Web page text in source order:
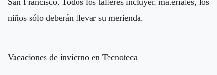
San Francisco. Todos los talleres incluyen materiales, los
niños sólo deberán llevar su merienda.
Vacaciones de invierno en Tecnoteca